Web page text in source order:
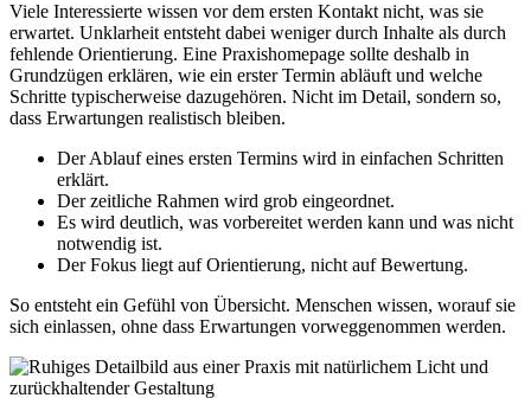
Viele Interessierte wissen vor dem ersten Kontakt nicht, was sie
erwartet. Unklarheit entsteht dabei weniger durch Inhalte als durch
fehlende Orientierung. Eine Praxishomepage sollte deshalb in
Grundzügen erklären, wie ein erster Termin abläuft und welche
Schritte typischerweise dazugehören. Nicht im Detail, sondern so,
dass Erwartungen realistisch bleiben.
Der Ablauf eines ersten Termins wird in einfachen Schritten
erklärt.
Der zeitliche Rahmen wird grob eingeordnet.
Es wird deutlich, was vorbereitet werden kann und was nicht
notwendig ist.
Der Fokus liegt auf Orientierung, nicht auf Bewertung.
So entsteht ein Gefühl von Übersicht. Menschen wissen, worauf sie
sich einlassen, ohne dass Erwartungen vorweggenommen werden.